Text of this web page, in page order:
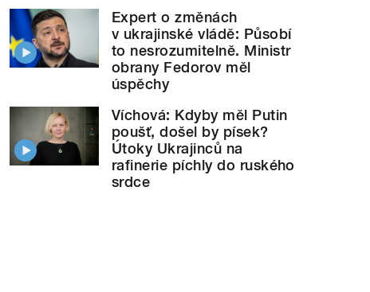
Expert o změnách
v ukrajinské vládě: Působí
to nesrozumitelně. Ministr
obrany Fedorov měl
úspěchy
Víchová: Kdyby měl Putin
poušť, došel by písek?
Útoky Ukrajinců na
rafinerie píchly do ruského
srdce